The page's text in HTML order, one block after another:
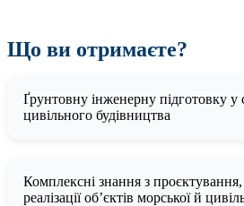
Що ви отримаєте?
Ґрунтовну інженерну підготовку у
цивільного будівництва
Комплексні знання з проєктування,
реалізації об’єктів морської й